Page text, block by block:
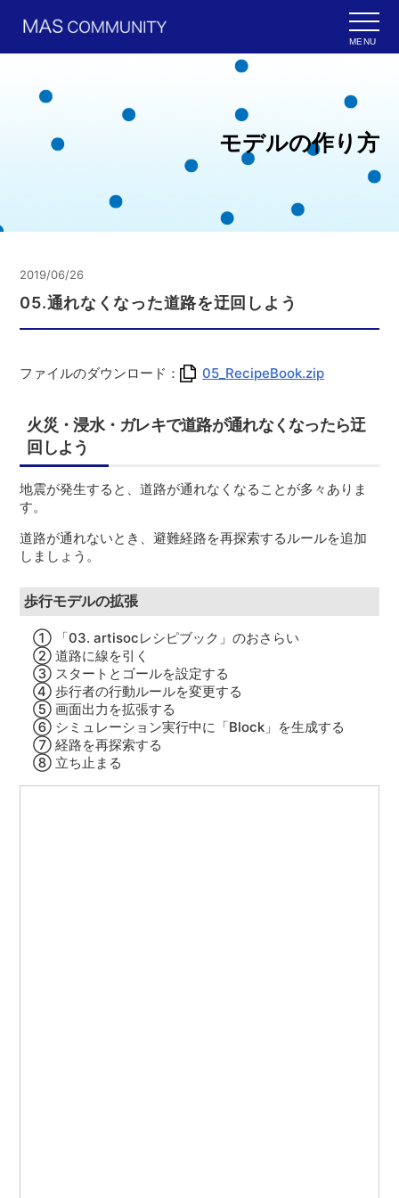
MENU
モデルの作り方
2019/06/26
05.通れなくなった道路を迂回しよう
ファイルのダウンロード： 05_RecipeBook.zip
火災・浸水・ガレキで道路が通れなくなったら迂
回しよう
地震が発生すると、道路が通れなくなることが多々ありま
す。
道路が通れないとき、避難経路を再探索するルールを追加
しましょう。
歩行モデルの拡張
① 「03. artisocレシピブック」のおさらい
② 道路に線を引く
③ スタートとゴールを設定する
④ 歩行者の行動ルールを変更する
⑤ 画面出力を拡張する
⑥ シミュレーション実行中に「Block」を生成する
⑦ 経路を再探索する
⑧ 立ち止まる